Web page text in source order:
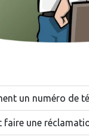
un numéro de
faire une